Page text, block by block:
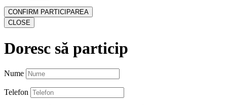
CONFIRM PARTICIPAREA
CLOSE
Doresc să particip
Nume
Telefon